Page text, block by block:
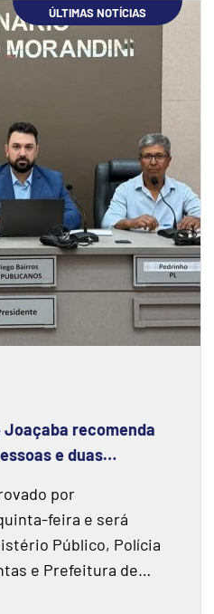
ÚLTIMAS NOTÍCIAS
Joaçaba recomenda
e duas
por
feira e será
Público, Polícia
e Prefeitura de